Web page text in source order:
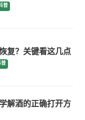
普
复？关键看这几点
普
解酒的正确打开方